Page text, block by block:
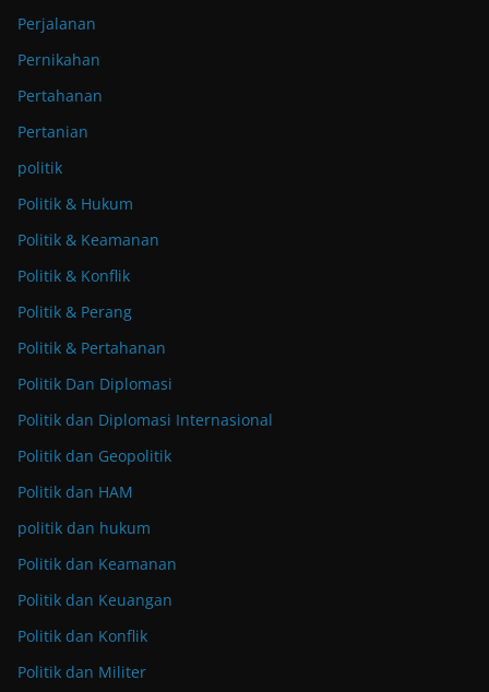
Perjalanan
Pernikahan
Pertahanan
Pertanian
politik
Politik & Hukum
Politik & Keamanan
Politik & Konflik
Politik & Perang
Politik & Pertahanan
Politik Dan Diplomasi
Politik dan Diplomasi Internasional
Politik dan Geopolitik
Politik dan HAM
politik dan hukum
Politik dan Keamanan
Politik dan Keuangan
Politik dan Konflik
Politik dan Militer